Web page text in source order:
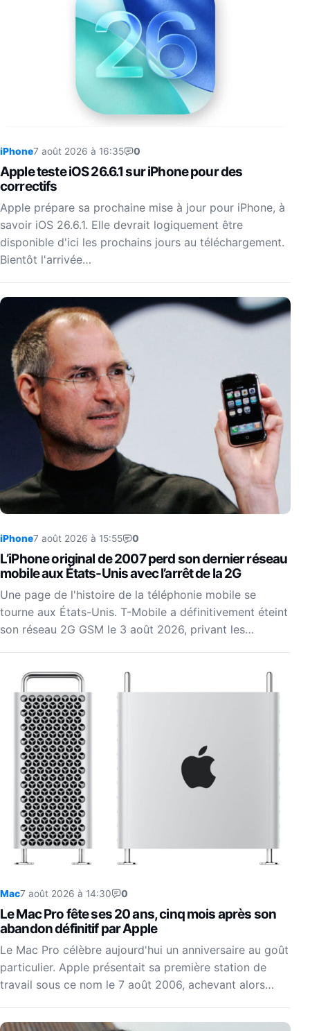
iPhone7 août 2026 à 16:35 0
Apple teste iOS 26.6.1 sur iPhone pour des
correctifs
Apple prépare sa prochaine mise à jour pour iPhone, à
savoir iOS 26.6.1. Elle devrait logiquement être
disponible d'ici les prochains jours au téléchargement.
Bientôt l'arrivée…
iPhone7 août 2026 à 15:55 0
L’iPhone original de 2007 perd son dernier réseau
mobile aux États-Unis avec l’arrêt de la 2G
Une page de l'histoire de la téléphonie mobile se
tourne aux États-Unis. T-Mobile a définitivement éteint
son réseau 2G GSM le 3 août 2026, privant les…
Mac7 août 2026 à 14:30 0
Le Mac Pro fête ses 20 ans, cinq mois après son
abandon définitif par Apple
Le Mac Pro célèbre aujourd'hui un anniversaire au goût
particulier. Apple présentait sa première station de
travail sous ce nom le 7 août 2006, achevant alors…